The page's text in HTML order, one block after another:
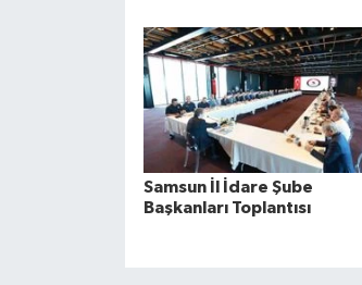
Samsun İl İdare Şube
Başkanları Toplantısı